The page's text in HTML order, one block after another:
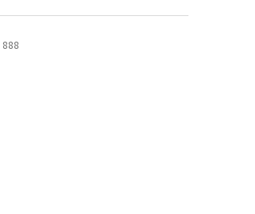
888